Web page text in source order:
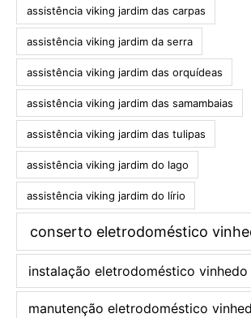
assistência viking jardim das carpas
assistência viking jardim da serra
assistência viking jardim das orquídeas
assistência viking jardim das samambaias
assistência viking jardim das tulipas
assistência viking jardim do lago
assistência viking jardim do lírio
conserto eletrodoméstico
instalação eletrodoméstico vinhedo
manutenção eletrodoméstico